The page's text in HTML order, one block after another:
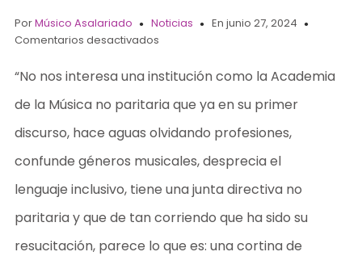
PorMúsico Asalariado Noticias
En junio 27, 2024
Comentarios desactivados
“No nos interesa una institución como la Academia
de la Música no paritaria que ya en su primer
discurso, hace aguas olvidando profesiones,
confunde géneros musicales, desprecia el
lenguaje inclusivo, tiene una junta directiva no
paritaria y que de tan corriendo que ha sido su
resucitación, parece lo que es: una cortina de